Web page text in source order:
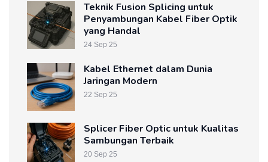
Teknik Fusion Splicing untuk
Penyambungan Kabel Fiber Optik
yang Handal
24 Sep 25
Kabel Ethernet dalam Dunia
Jaringan Modern
22 Sep 25
Splicer Fiber Optic untuk Kualitas
Sambungan Terbaik
20 Sep 25